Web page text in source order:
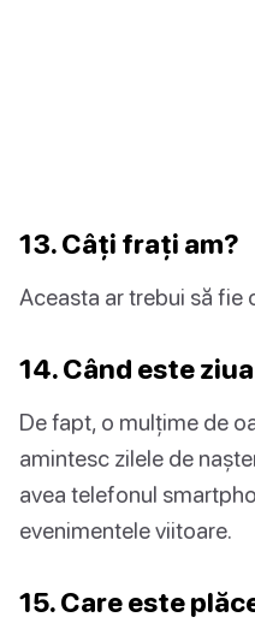
13. Câți frați am?
Aceasta ar trebui să fie
14. Când este
De fapt, o mulțime de
amintesc zilele de
avea telefonul
evenimentele viitoare.
15. Care este